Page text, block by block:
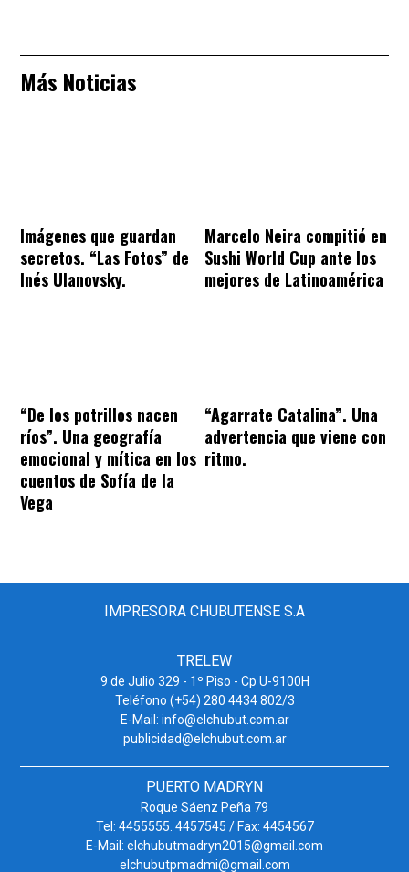
Más Noticias
Imágenes que guardan
secretos. “Las Fotos” de
Inés Ulanovsky.
Marcelo Neira compitió en
Sushi World Cup ante los
mejores de Latinoamérica
“De los potrillos nacen
ríos”. Una geografía
emocional y mítica en los
cuentos de Sofía de la
Vega
“Agarrate Catalina”. Una
advertencia que viene con
ritmo.
IMPRESORA CHUBUTENSE S.A
TRELEW
9 de Julio 329 - 1º Piso - Cp U-9100H
Teléfono (+54) 280 4434 802/3
E-Mail: info@elchubut.com.ar
publicidad@elchubut.com.ar
PUERTO MADRYN
Roque Sáenz Peña 79
Tel: 4455555. 4457545 / Fax: 4454567
E-Mail: elchubutmadryn2015@gmail.com
elchubutpmadmi@gmail.com